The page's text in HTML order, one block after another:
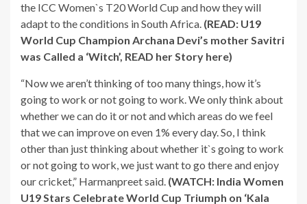
the ICC Women`s T20 World Cup and how they will
adapt to the conditions in South Africa. (READ: U19
World Cup Champion Archana Devi’s mother Savitri
was Called a ‘Witch’, READ her Story here)
“Now we aren’t thinking of too many things, how it’s
going to work or not going to work. We only think about
whether we can do it or not and which areas do we feel
that we can improve on even 1% every day. So, I think
other than just thinking about whether it`s going to work
or not going to work, we just want to go there and enjoy
our cricket,” Harmanpreet said. (WATCH: India Women
U19 Stars Celebrate World Cup Triumph on ‘Kala